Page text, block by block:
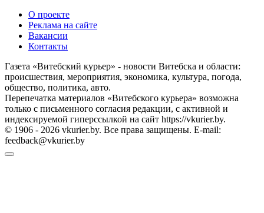
О проекте
Реклама на сайте
Вакансии
Контакты
Газета «Витебский курьер» - новости Витебска и области:
происшествия, мероприятия, экономика, культура, погода,
общество, политика, авто.
Перепечатка материалов «Витебского курьера» возможна
только с письменного согласия редакции, с активной и
индексируемой гиперссылкой на сайт https://vkurier.by.
© 1906 - 2026 vkurier.by. Все права защищены. E-mail:
feedback@vkurier.by